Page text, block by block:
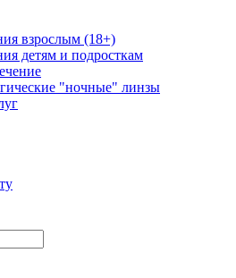
взрослым (18+)
детям и подросткам
"ночные" линзы